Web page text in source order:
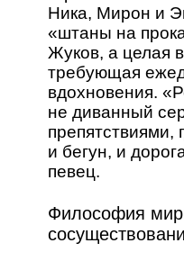
Ника, Мирон и
«штаны на
Жуков, а целая
требующая
вдохновения.
не диванный
препятствиями,
и бегун, и
певец.
Философия